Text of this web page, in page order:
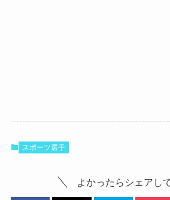
スポーツ選手
よかったらシェアし